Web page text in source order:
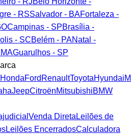
- RSSalvador - BAFortaleza -
Campinas - SPBrasília -
- SCBelém - PANatal -
Guarulhos - SP
HondaFord RenaultToyotaHyundai
JeepCitroënMitsubishiBMW
Venda Direta Leilões de
Leilões EncerradosCalculadora